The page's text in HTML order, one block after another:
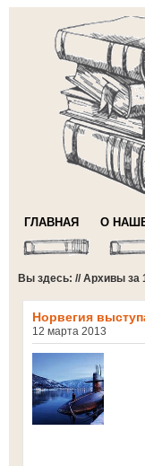
ГЛАВНАЯ О
Вы здесь: // Архивы за
Норвегия
12 марта 2013